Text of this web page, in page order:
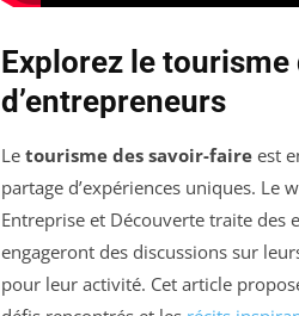
Explorez le
d’entrepreneurs
Le tourisme des savoir-faire est
partage d’expériences uniques. Le
Entreprise et Découverte traite des
engageront des discussions sur
pour leur activité. Cet article